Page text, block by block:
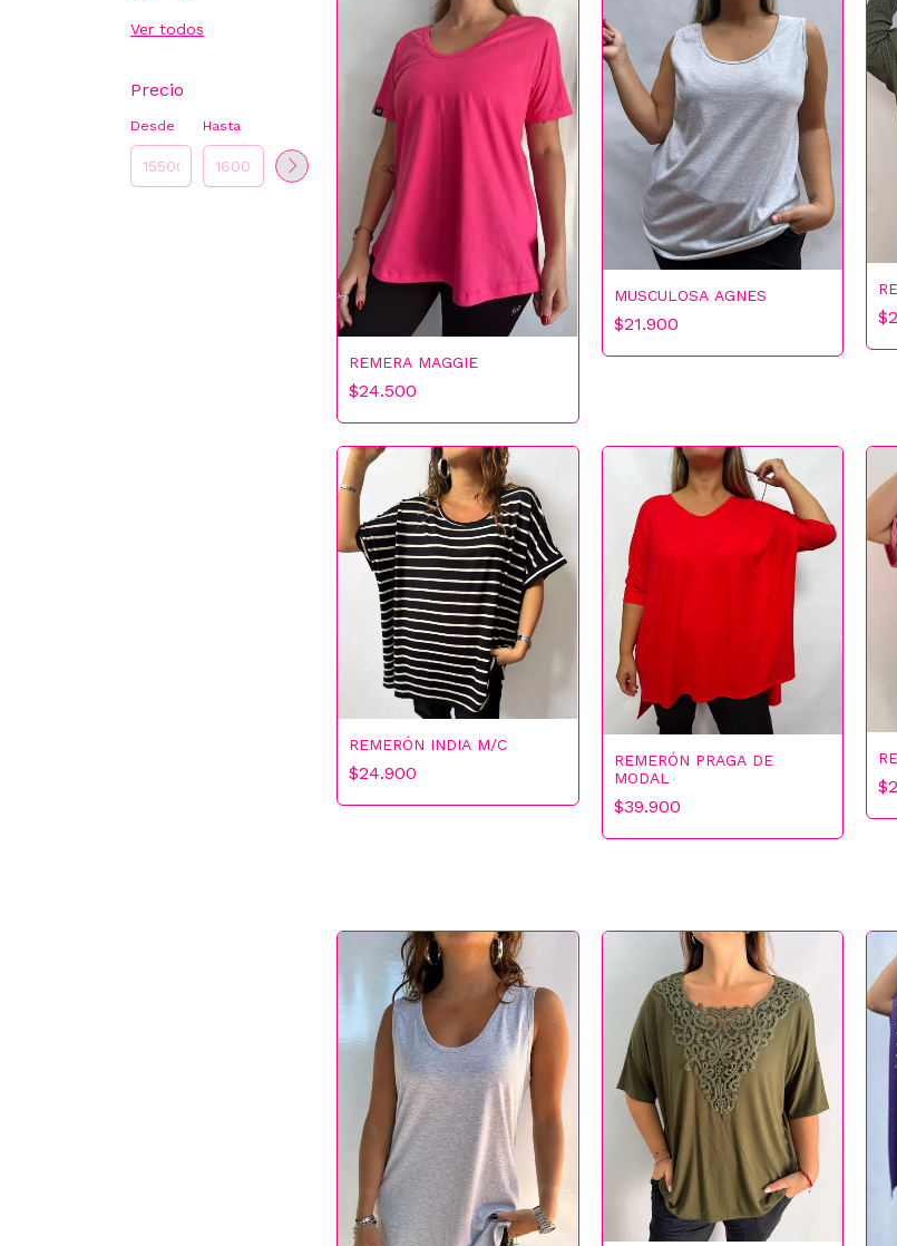
Ver todos
Precio
Desde Hasta
REMERA MAGGIE
$24.500
MUSCULOSA AGNES
$21.900
REMERÓN INDIA M/C
$24.900
REMERÓN PRAGA DE
MODAL
$39.900
OFERTA ESPECIAL
Jugá y
Proba tu suerte y consigue descuentos
10% OFF
30% OFF 📧 Tu